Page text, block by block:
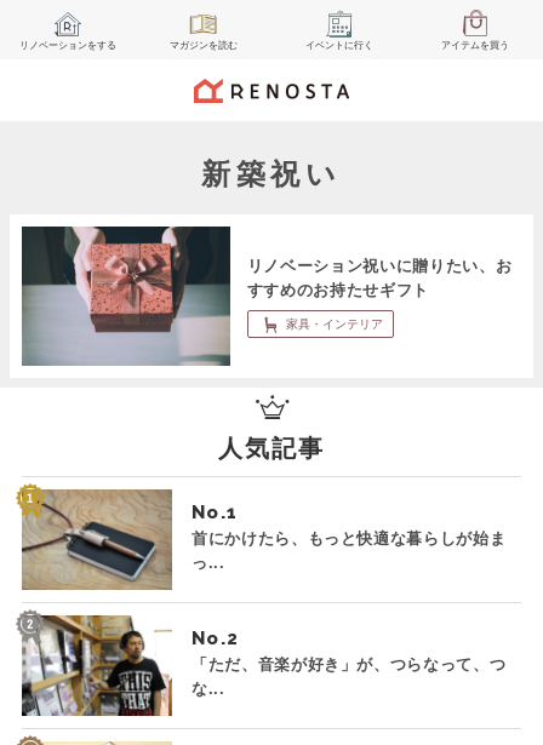
リノベーションをする マガジンを読む イベント に行く アイテムを買う
新築祝い
リノベーション祝いに贈りたい、お
すすめのお持たせギフト
家具・インテリア
人気記事
No.
首にかけたら、もっと快適な暮らしが始ま
っ...
No.
「ただ、音楽が好き」が、つらなって、つ
な...